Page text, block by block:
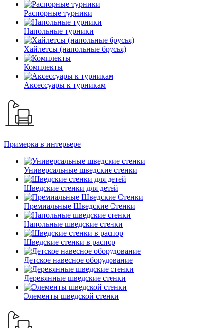
Распорные турники
Напольные турники
Хайлетсы (напольные брусья)
Комплекты
Аксессуары к турникам
Примерка в интерьере
Универсальные шведские стенки
Шведские стенки для детей
Премиальные Шведские Стенки
Напольные шведские стенки
Шведские стенки в распор
Детское навесное оборудование
Деревянные шведские стенки
Элементы шведской стенки